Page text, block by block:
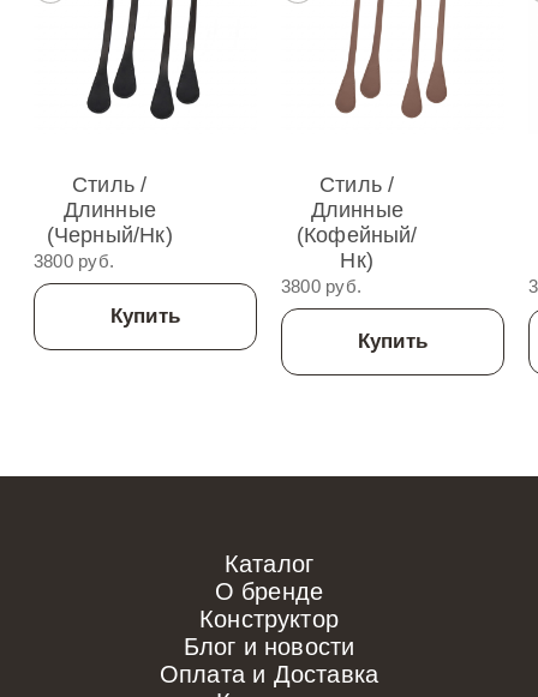
Стиль /
Длинные
(Черный/нк)
3800 руб.
Купить
Стиль /
Длинные
(Кофейный/
Нк)
3800 руб.
Купить
Каталог
О бренде
Конструктор
Блог и новости
Оплата и Доставка